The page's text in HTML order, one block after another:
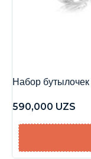
Набор
590,000 UZS